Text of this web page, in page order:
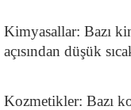
Kimyasallar: Bazı
açısından düşük
Kozmetikler: Bazı